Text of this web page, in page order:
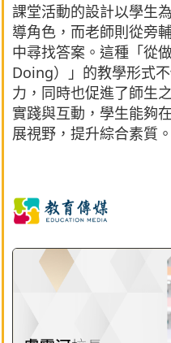
課堂活動的設計以學生
導角色，而老師則從旁
中尋找答案。這種「從
Doing）」的教學形式
力，同時也促進了師生
實踐與互動，學生能夠
展視野，提升綜合素質。